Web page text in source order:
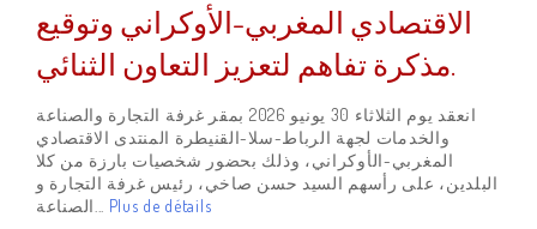
الاقتصادي المغربي-الأوكراني وتوقيع
مذكرة تفاهم لتعزيز التعاون الثنائي.
انعقد يوم الثلاثاء 30 يونيو 2026 بمقر غرفة التجارة والصناعة
والخدمات لجهة الرباط-سلا-القنيطرة المنتدى الاقتصادي
المغربي-الأوكراني، وذلك بحضور شخصيات بارزة من كلا
البلدين، على رأسهم السيد حسن صاخي، رئيس غرفة التجارة و
Plus de détails